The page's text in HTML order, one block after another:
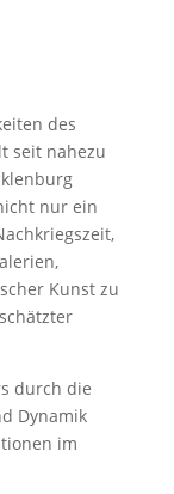
des
seit nahezu
nur ein
Kunst zu
durch die
Dynamik
im